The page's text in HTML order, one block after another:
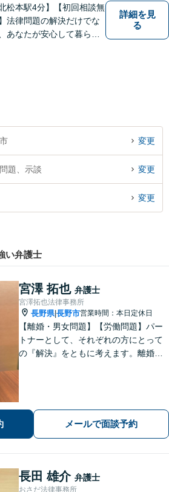
北松本駅4分】【初回相談無
法律問題の解決だけでな
あなたが安心して暮らせ
ス利用可】
詳細を見
る
変更
題、示談 変更
変更
い弁護士
宮澤 拓也 弁護士
宮澤拓也法律事務所
長野県|長野市営業時間：本日定休日
【離婚・男女問題】【労働問題】パー
トナーとして、それぞれの方にとって
の『解決』をともに考えます。離婚・
メールで面談予約
長田 雄介 弁護士
おさだ法律事務所